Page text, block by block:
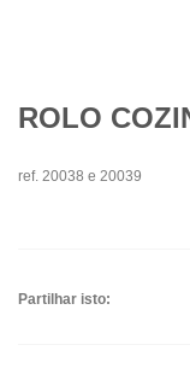
ROLO
ref. 20038 e 20039
Partilhar isto: